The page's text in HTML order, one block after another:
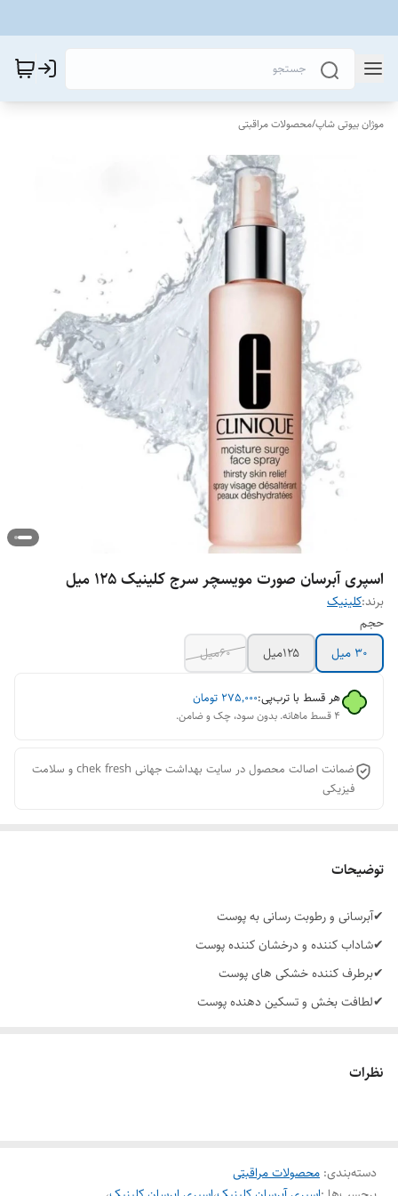
موژان بیوتی شاپ/محصولات مراقبتی
اسپری آبرسان صورت مویسچر سرج کلینیک ۱۲۵ میل
برند:کلینیک
حجم
۳۰ میل
۱۲۵میل 60میل
هر قسط با ترب‌پی:۲۷۵٬۰۰۰ تومان
۴ قسط ماهانه. بدون سود، چک و ضامن.
ضمانت اصالت محصول در سایت بهداشت جهانی chek fresh و سلامت
فیزیکی
توضیحات
✔آبرسانی و رطوبت رسانی به پوست
✔شاداب کننده و درخشان کننده پوست
✔برطرف کننده خشکی های پوست
✔لطافت بخش و تسکین دهنده پوست
✔دارای فرمولاسیونی سبک و زود جذب
✔فاقد ترکیبات عطری و مواد مضر
نظرات
دسته‌بندی: محصولات مراقبتی